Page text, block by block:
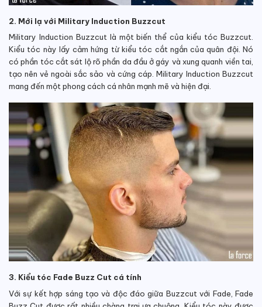
2. Mới lạ với Military Induction Buzzcut
Military Induction Buzzcut là một biến thể của kiểu tóc Buzzcut.
Kiểu tóc này lấy cảm hứng từ kiểu tóc cắt ngắn của quân đội. Nó
có phần tóc cắt sát lộ rõ phần da đầu ở gáy và xung quanh viền tai,
tạo nên vẻ ngoài sắc sảo và cứng cáp. Military Induction Buzzcut
mang đến một phong cách cá nhân mạnh mẽ và hiện đại.
3. Kiểu tóc Fade Buzz Cut cá tính
Với sự kết hợp sáng tạo và độc đáo giữa Buzzcut với Fade, Fade